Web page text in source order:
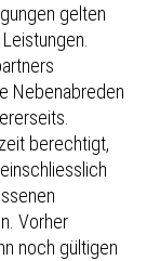
gelten
Nebenabreden
berechtigt,
Vorher
noch gültigen